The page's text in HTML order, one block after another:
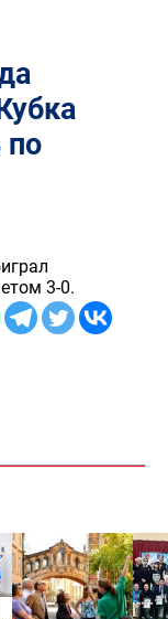
по
3-0.